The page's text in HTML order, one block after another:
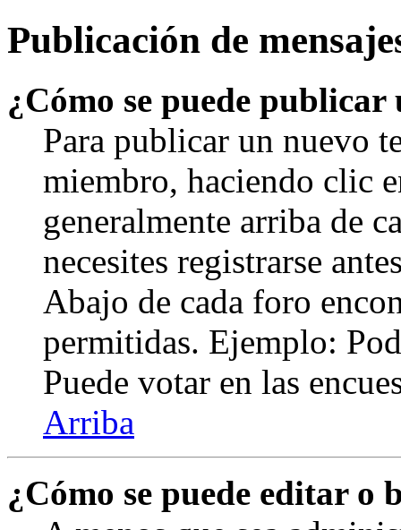
Publicación de
¿Cómo se puede
Para publicar un nuevo
miembro, haciendo clic
generalmente arriba de
necesites registrarse
Abajo de cada foro
permitidas. Ejemplo:
Puede votar en las
Arriba
¿Cómo se puede editar o